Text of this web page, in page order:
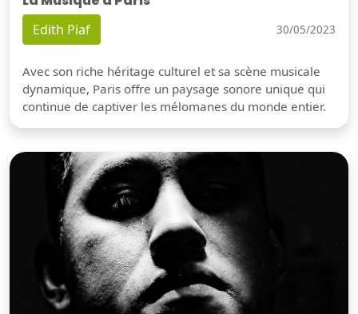
Edith Piaf 30/05/2023
Avec son riche héritage culturel et sa scène musicale
dynamique, Paris offre un paysage sonore unique qui
continue de captiver les mélomanes du monde entier.